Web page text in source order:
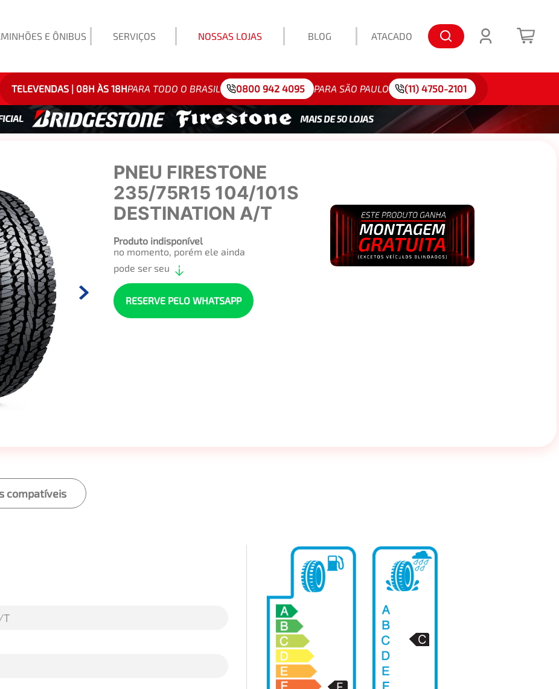
E ÔNIBUS SERVIÇOS NOSSAS LOJAS BLOG ATACADO
Exemplo: 175/65R15
TELEVENDAS | 08H ÀS 18HPARA TODO O BRASIL 0800 942 4095 PARA SÃO PAULO (11) 4750-2101
PNEU FIRESTONE
235/75R15 104/101S
DESTINATION A/T
Produto indisponível
no momento, porém ele ainda
pode ser seu
RESERVE PELO WHATSAPP
compatíveis
T